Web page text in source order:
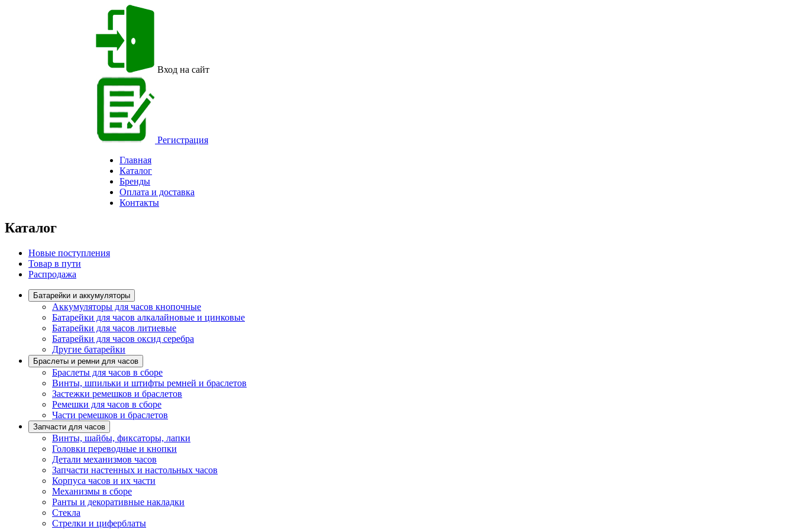
Вход на сайт
Регистрация
Главная
Каталог
Бренды
Оплата и доставка
Контакты
Каталог
Новые поступления
Товар в пути
Распродажа
Батарейки и аккумуляторы
Аккумуляторы для часов кнопочные
Батарейки для часов алкалайновые и цинковые
Батарейки для часов литиевые
Батарейки для часов оксид серебра
Другие батарейки
Браслеты и ремни для часов
Браслеты для часов в сборе
Винты, шпильки и штифты ремней и браслетов
Застежки ремешков и браслетов
Ремешки для часов в сборе
Части ремешков и браслетов
Запчасти для часов
Винты, шайбы, фиксаторы, лапки
Головки переводные и кнопки
Детали механизмов часов
Запчасти настенных и настольных часов
Корпуса часов и их части
Механизмы в сборе
Ранты и декоративные накладки
Стекла
Стрелки и циферблаты